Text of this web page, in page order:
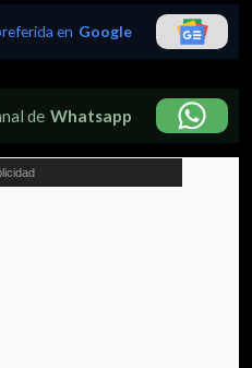
en Google
de Whatsapp